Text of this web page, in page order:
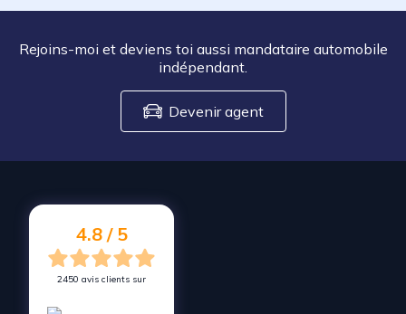
Rejoins-moi et deviens toi aussi mandataire automobile
indépendant.
Devenir agent
4.8 / 5
2450 avis clients sur